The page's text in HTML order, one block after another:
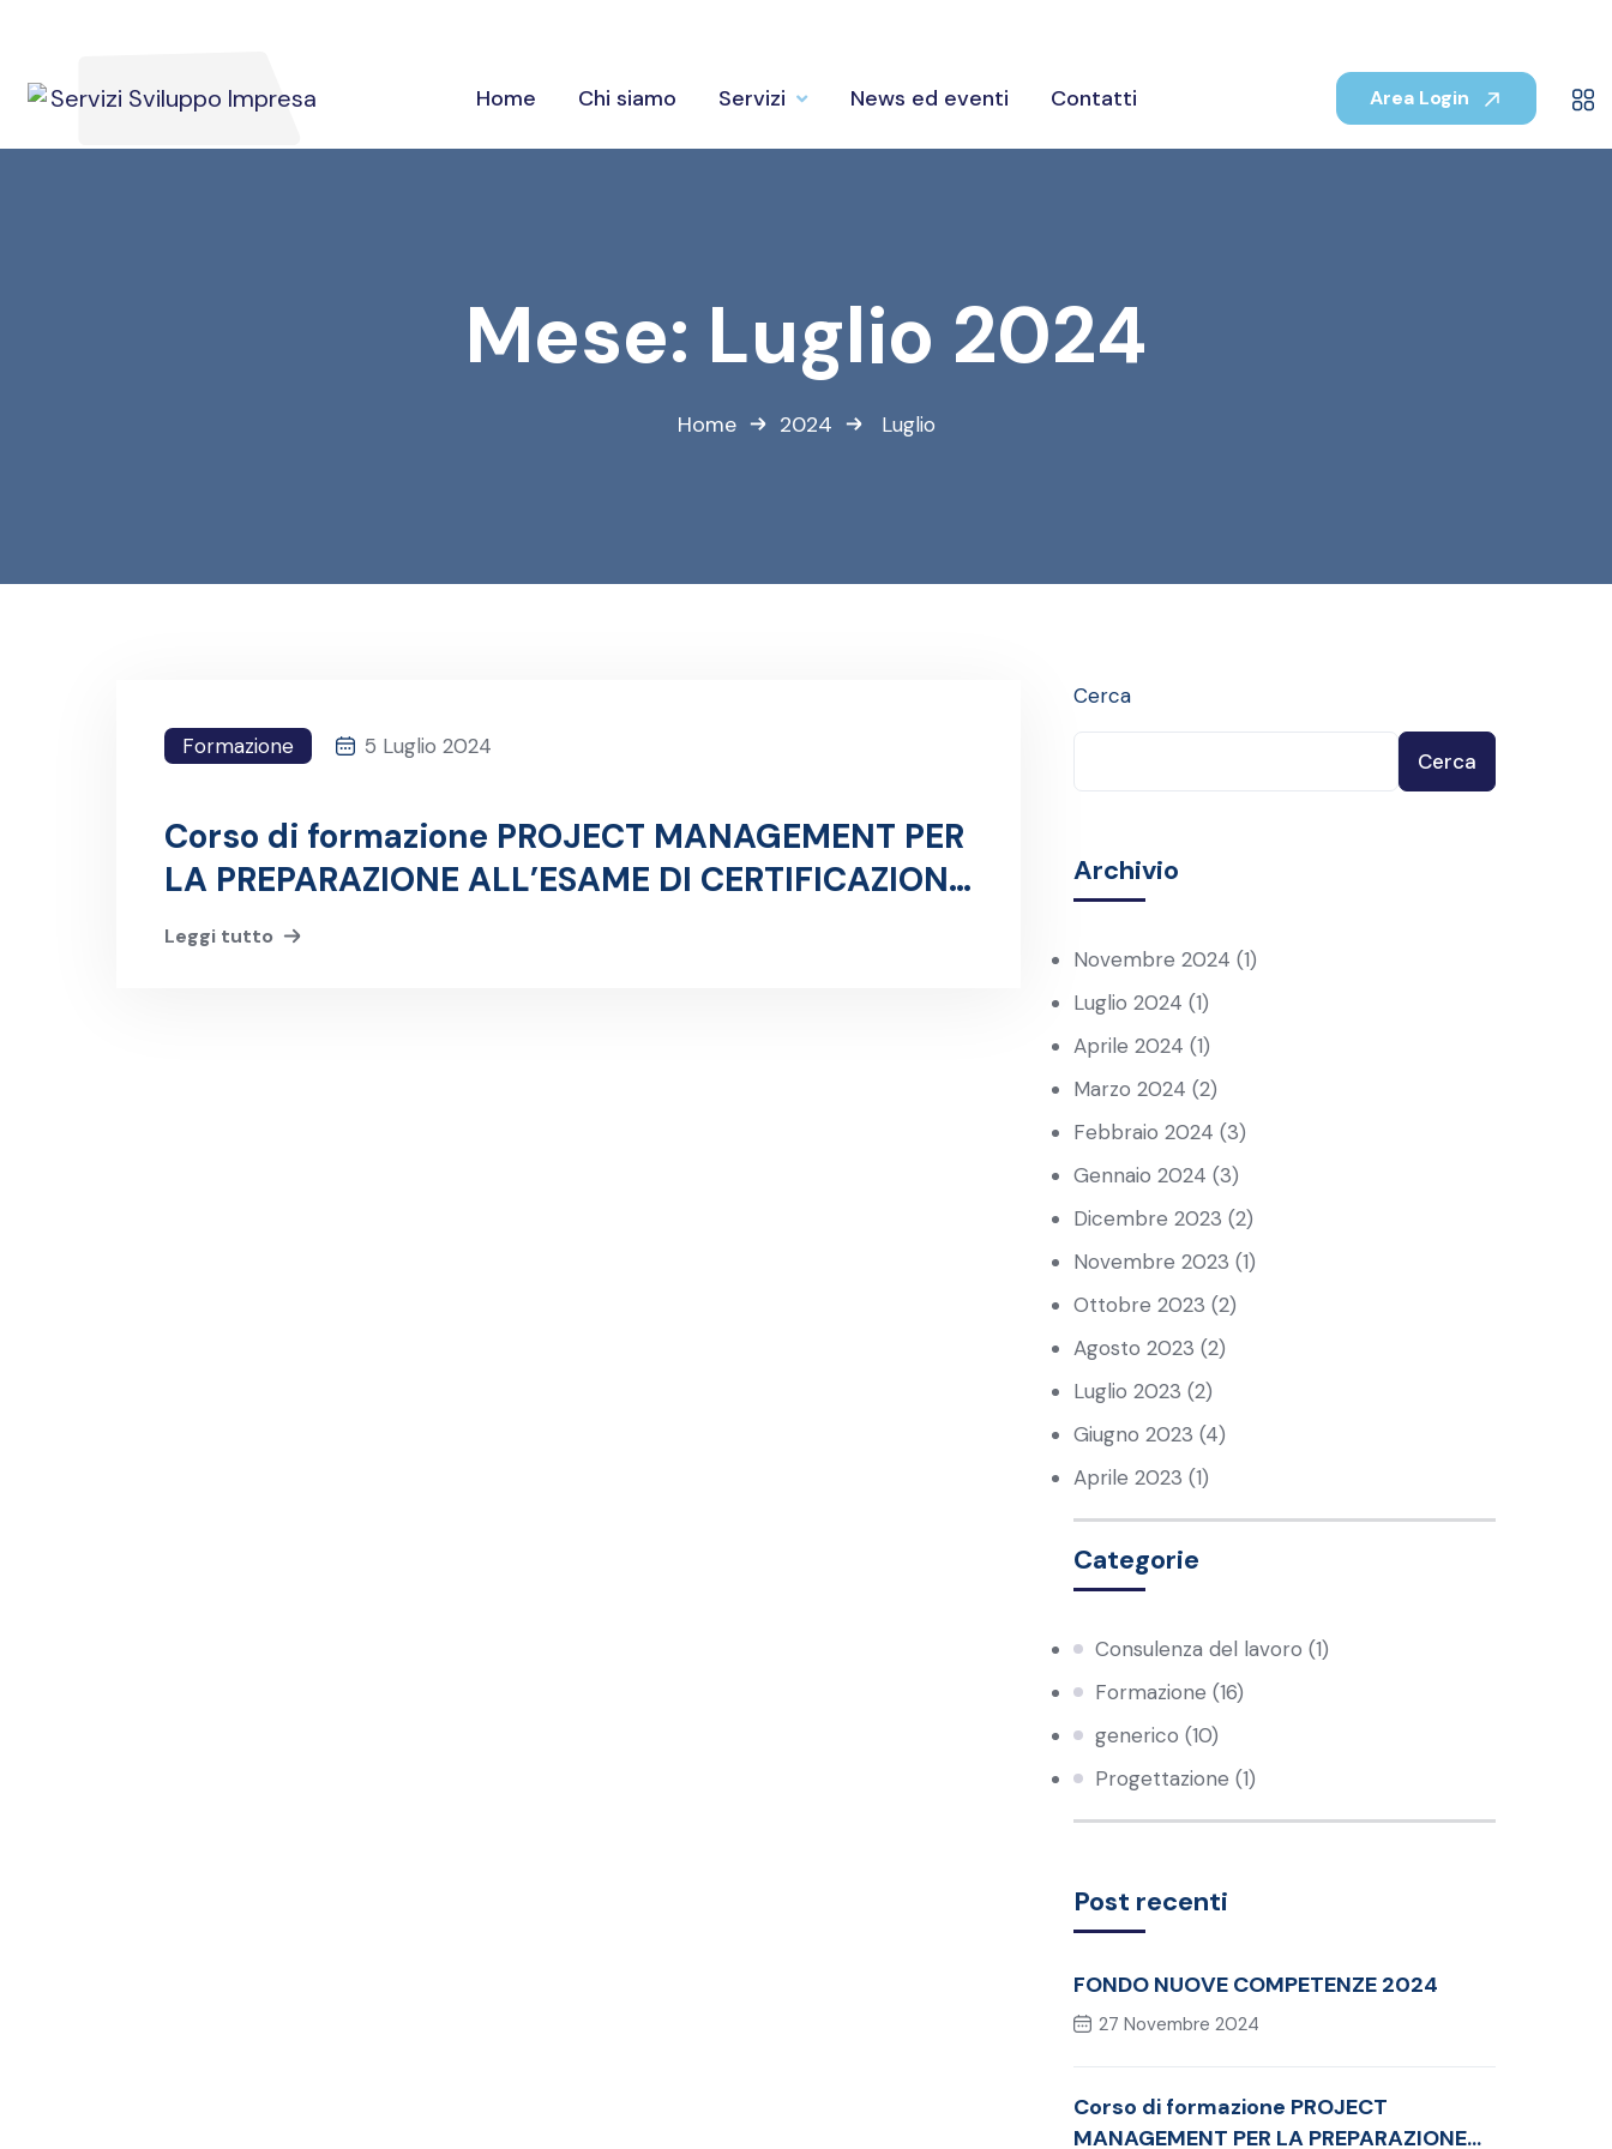
Home Chi siamo Servizi News ed eventi Contatti Area Login
Mese: Luglio 2024
Home 2024 Luglio
Formazione 5 Luglio 2024
Corso di formazione PROJECT MANAGEMENT PER
LA PREPARAZIONE ALL’ESAME DI CERTIFICAZIONE
PMI®‐CAPM
Leggi tutto
Cerca
Cerca
Archivio
Novembre 2024 (1)
Luglio 2024 (1)
Aprile 2024 (1)
Marzo 2024 (2)
Febbraio 2024 (3)
Gennaio 2024 (3)
Dicembre 2023 (2)
Novembre 2023 (1)
Ottobre 2023 (2)
Agosto 2023 (2)
Luglio 2023 (2)
Giugno 2023 (4)
Aprile 2023 (1)
Categorie
Consulenza del lavoro (1)
Formazione (16)
generico (10)
Progettazione (1)
Post recenti
FONDO NUOVE COMPETENZE 2024
27 Novembre 2024
Corso di formazione PROJECT
MANAGEMENT PER LA PREPARAZIONE